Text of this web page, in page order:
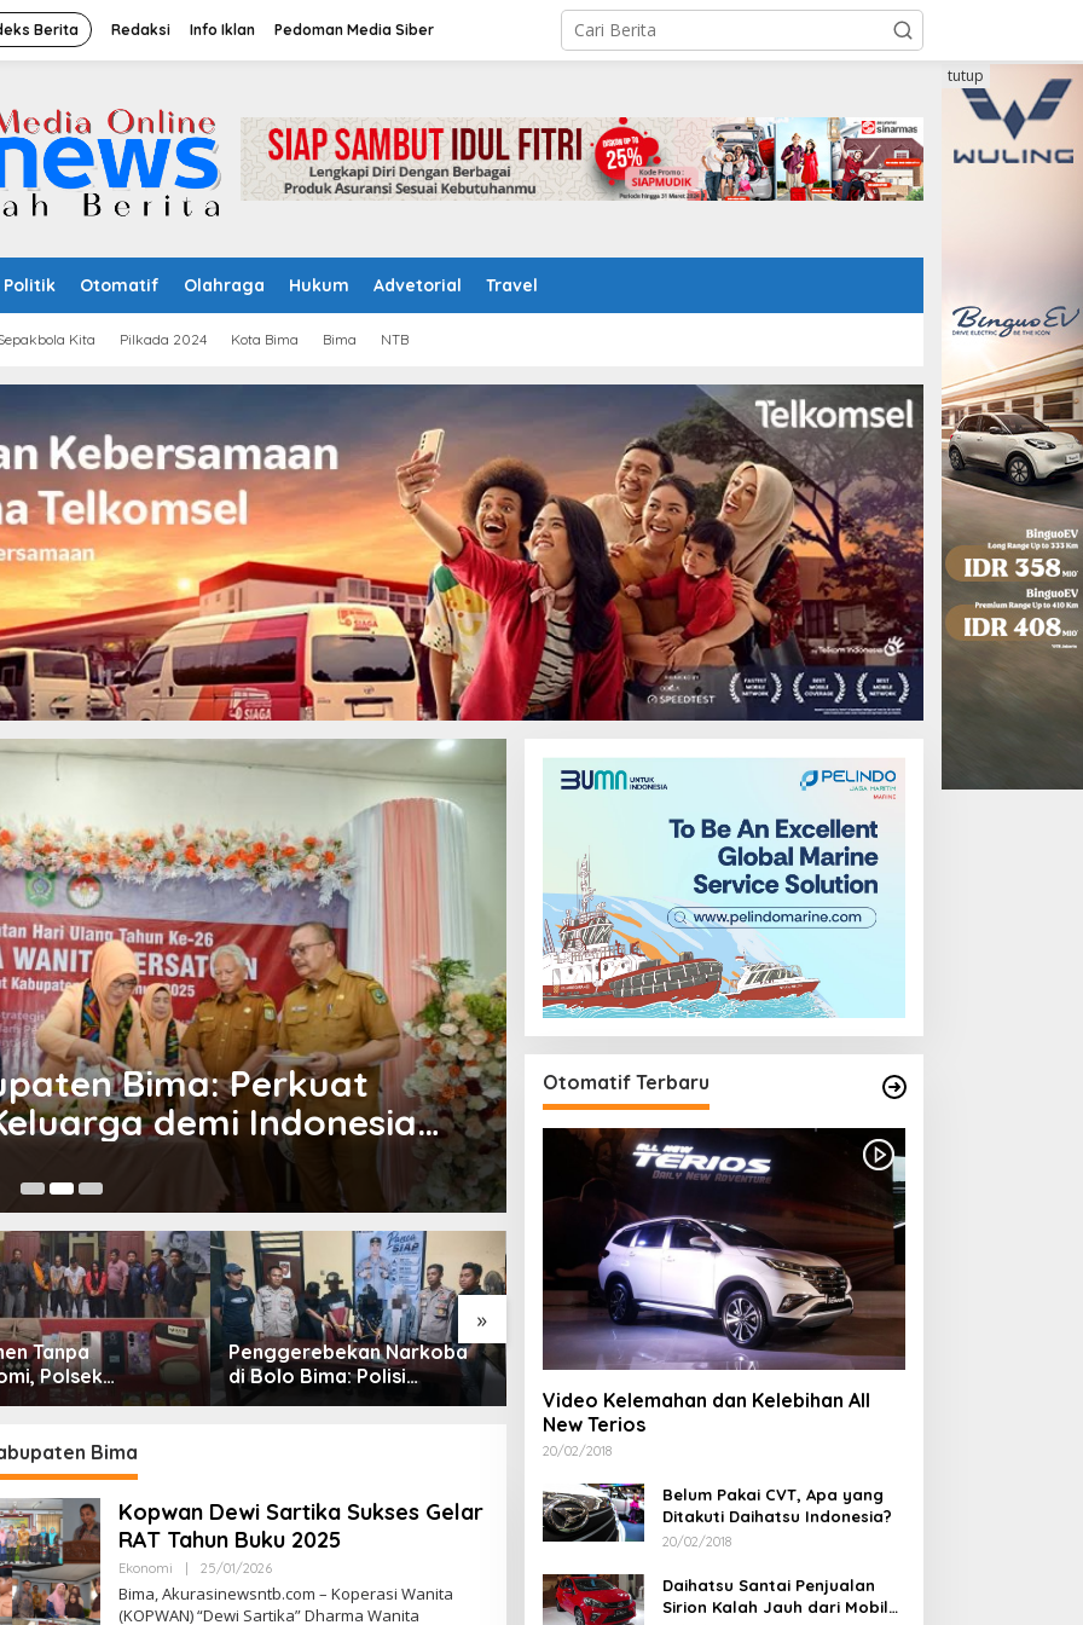
Berita Redaksi Info Iklan Pedoman Media Siber
Politik Otomatif Olahraga Hukum Advetorial Travel
Kita Pilkada 2024 Kota Bima Bima NTB
tutup
Bupati Tekankan Peran
Strategis Keluarga
Ekonomi
Kopwan Dewi Sartika Sukses
Buku 2025
»
Narkoba
Polisi
4 Orang dan 10
Antisipasi Kekeringan dan
Karhutla, Pemkab Bima
Gelar Rakor Lintas Sektor
Perang Melawan Narkoba,
Polsek Soromandi Ringkus
Pengedar dan Menyita 16
Poket Sabu
Kontingen Pramuka
Kabupaten Bima Resmi
Dilepas Menuju Jamnas XII
Bima
Kopwan Dewi Sartika Sukses Gelar
RAT Tahun Buku 2025
Ekonomi 25/01/2026O
L
E
H
Bima, Akurasinewsntb.com – Koperasi Wanita
(KOPWAN) “Dewi Sartika” Dharma Wanita
Otomatif Terbaru
Video Kelemahan dan Kelebihan All
New Terios
20/02/2018
Belum Pakai CVT, Apa yang
Ditakuti Daihatsu Indonesia?
20/02/2018
Daihatsu Santai Penjualan
Sirion Kalah Jauh dari Mobil